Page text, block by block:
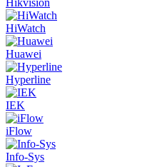
Hikvision
HiWatch
Huawei
Hyperline
IEK
iFlow
Info-Sys